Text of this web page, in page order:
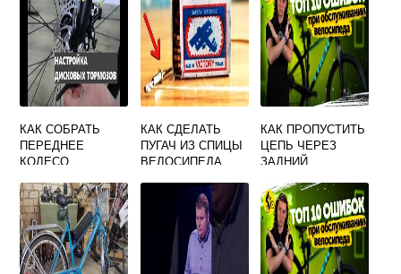
КАК СОБРАТЬ
ПЕРЕДНЕЕ
КОЛЕСО
ДИСКОВЫМИ
ТОРМОЗАМИ
КАК СДЕЛАТЬ
ПУГАЧ ИЗ СПИЦЫ
ВЕЛОСИПЕДА
КАК ПРОПУСТИТЬ
ЦЕПЬ ЧЕРЕЗ
ЗАДНИЙ
СКОРОСТНОГО
ВЕЛОСИПЕДА